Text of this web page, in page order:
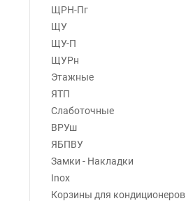
ЩРН-Пг
ЩУ
ЩУ-П
ЩУРн
Этажные
ЯТП
Слаботочные
ВРУш
ЯБПВУ
Замки - Накладки
Inox
Корзины для кондиционеров